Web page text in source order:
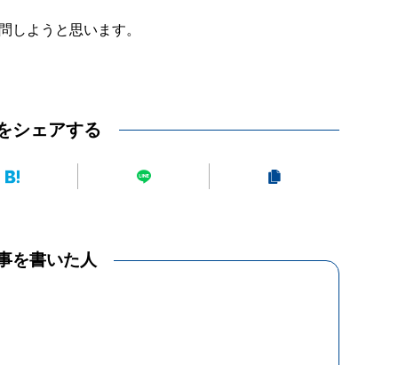
しようと思います。
シェアする
を書いた人